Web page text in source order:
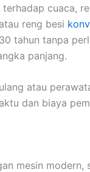
cuaca,
reng besi
tahun tanpa
panjang.
atau
dan biaya
mesin modern,